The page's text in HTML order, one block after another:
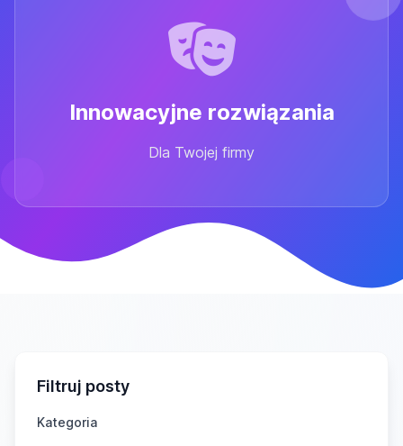
Innowacyjne rozwiązania
Dla Twojej firmy
Filtruj posty
Kategoria